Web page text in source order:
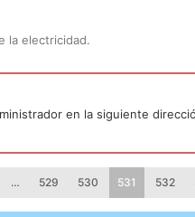
la electricidad.
en la siguiente
… 529 530 531 532